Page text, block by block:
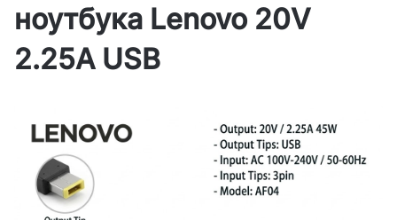
ноутбука Lenovo 20V
2.25A USB